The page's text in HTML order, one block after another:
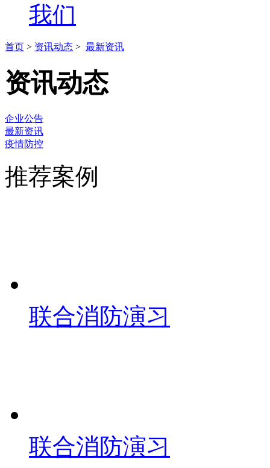
我们
首页 > 资讯动态 > 最新资讯
资讯动态
企业公告
最新资讯
疫情防控
推荐案例
联合消防演习
联合消防演习